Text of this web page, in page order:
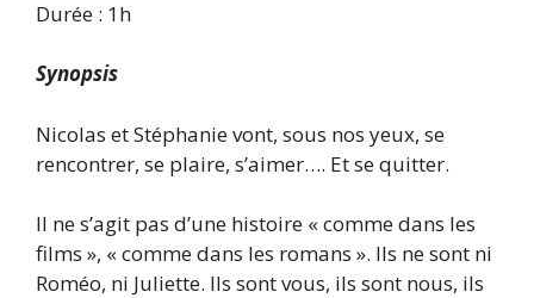
Durée : 1h
Synopsis
Nicolas et Stéphanie vont, sous nos yeux, se
rencontrer, se plaire, s’aimer…. Et se quitter.
Il ne s’agit pas d’une histoire « comme dans les
films », « comme dans les romans ». Ils ne sont ni
Roméo, ni Juliette. Ils sont vous, ils sont nous, ils